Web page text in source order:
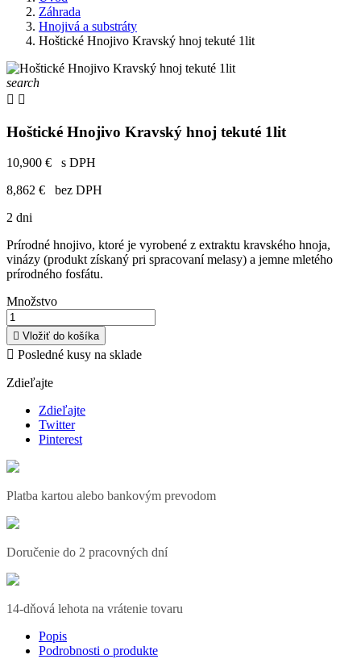
Záhrada
Hnojivá a substráty
Hoštické Hnojivo Kravský hnoj tekuté 1lit
search
 
Hoštické Hnojivo Kravský hnoj tekuté 1lit
10,900 €
s DPH
8,862 €
bez DPH
2 dni
Prírodné hnojivo, ktoré je vyrobené z extraktu kravského hnoja,
vinázy (produkt získaný pri spracovaní melasy) a jemne mletého
prírodného fosfátu.
Množstvo
 Vložiť do košíka
 Posledné kusy na sklade
Zdieľajte
Zdieľajte
Twitter
Pinterest
Platba kartou alebo bankovým prevodom
Doručenie do 2 pracovných dní
14-dňová lehota na vrátenie tovaru
Popis
Podrobnosti o produkte